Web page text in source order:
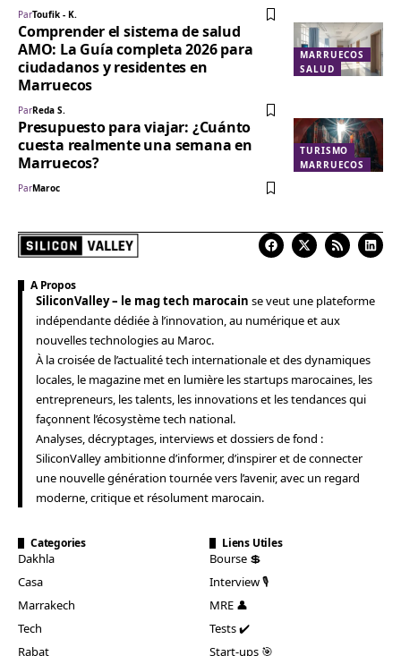
ParToufik - K.
MARRUECOS
SALUD
Comprender el sistema de salud
AMO: La Guía completa 2026 para
ciudadanos y residentes en
Marruecos
ParReda S.
TURISMO
MARRUECOS
Presupuesto para viajar: ¿Cuánto
cuesta realmente una semana en
Marruecos?
ParMaroc
A Propos
SiliconValley – le mag tech marocain se veut une plateforme
indépendante dédiée à l’innovation, au numérique et aux
nouvelles technologies au Maroc.
À la croisée de l’actualité tech internationale et des dynamiques
locales, le magazine met en lumière les startups marocaines, les
entrepreneurs, les talents, les innovations et les tendances qui
façonnent l’écosystème tech national.
Analyses, décryptages, interviews et dossiers de fond :
SiliconValley ambitionne d’informer, d’inspirer et de connecter
une nouvelle génération tournée vers l’avenir, avec un regard
moderne, critique et résolument marocain.
Categories
Dakhla
Casa
Marrakech
Tech
Rabat
Liens Utiles
Bourse 💲
Interview 🎙️
MRE 👤
Tests ✔️
Start-ups 🎯